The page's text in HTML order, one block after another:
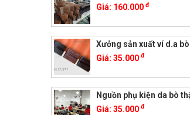
Giá: 160.000 đ
Xưởng sản xuất ví d.a
Giá: 35.000 đ
Nguồn phụ kiện da bò
Giá: 35.000 đ